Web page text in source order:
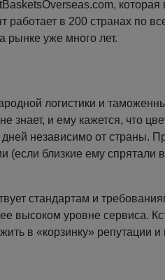
которая
в 200 странах по
рынке уже много лет.
логистики и
знает, и ему кажется, что
независимо от страны.
близкие ему спрятали в
стандартам и
высоком уровне сервиса.
в «корзинку» репутации и